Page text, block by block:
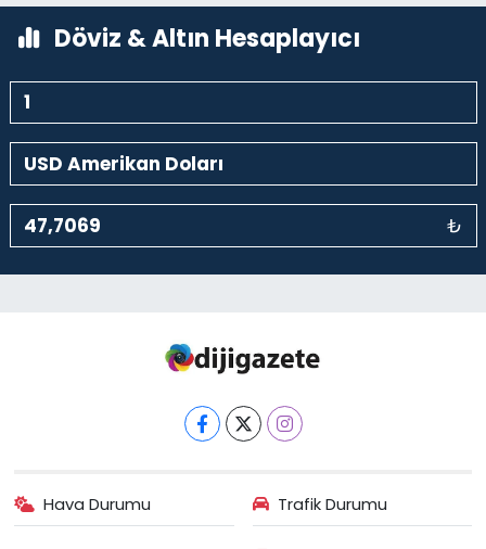
Döviz & Altın Hesaplayıcı
₺
Hava Durumu Trafik Durumu